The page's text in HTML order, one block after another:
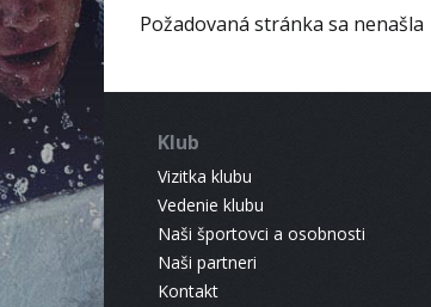
Požadovaná stránka sa nenašla
Klub
Vizitka klubu
Vedenie klubu
Naši športovci a osobnosti
Naši partneri
Kontakt